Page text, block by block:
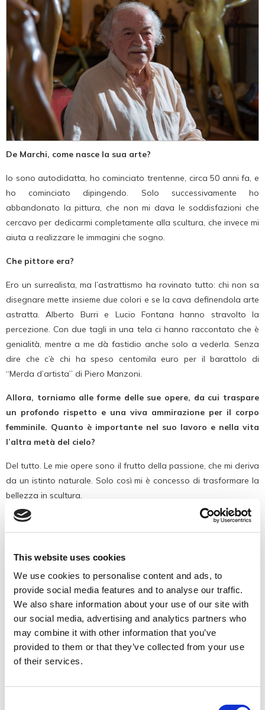
This website uses cookies
We use cookies to personalise content and ads, to
provide social media features and to analyse our traffic.
We also share information about your use of our site with
our social media, advertising and analytics partners who
may combine it with other information that you’ve
provided to them or that they’ve collected from your use
of their services.
De Marchi, come nasce la sua arte?
Io sono autodidatta, ho cominciato trentenne, circa 50 anni fa, e
ho cominciato dipingendo. Solo successivamente ho
abbandonato la pittura, che non mi dava le soddisfazioni che
cercavo per dedicarmi completamente alla scultura, che invece mi
aiuta a realizzare le immagini che sogno.
Che pittore era?
Ero un surrealista, ma l’astrattismo ha rovinato tutto: chi non sa
disegnare mette insieme due colori e se la cava definendola arte
astratta. Alberto Burri e Lucio Fontana hanno stravolto la
percezione. Con due tagli in una tela ci hanno raccontato che è
genialità, mentre a me dà fastidio anche solo a vederla. Senza
dire che c’è chi ha speso centomila euro per il barattolo di
“Merda d’artista” di Piero Manzoni.
Allora, torniamo alle forme delle sue opere, da cui traspare
un profondo rispetto e una viva ammirazione per il corpo
femminile. Quanto è importante nel suo lavoro e nella vita
l’altra metà del cielo?
Del tutto. Le mie opere sono il frutto della passione, che mi deriva
da un istinto naturale. Solo così mi è concesso di trasformare la
bellezza in scultura.
Classicità e modernità. Le sue opere reinterpretano i classici
greci e si proiettano verso il futuro con ammiccamenti
Ah, sicuramente! Ho sempre ammirato le opere dell’antica Grecia,
ma guardo anche ai miei contemporanei. Non ho veri riferimenti o
fonti di ispirazione, ma considero un grande scultore Francesco
Messina. Apprezzo Carlo Conte, che era qui di Moirago, mentre a
Treviso cito Arturo Martini.
Nella sua arte ci sono evidentemente anche risonanze del
consapevole o è sorto spontaneo?